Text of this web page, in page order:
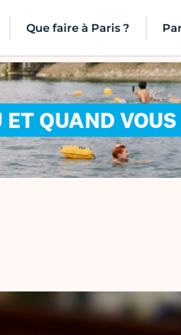
Que faire à Paris ?